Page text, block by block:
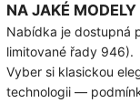
NA JAKÉ
Nabídka je dostupná
limitované řady 946).
Vyber si klasickou
technologii —